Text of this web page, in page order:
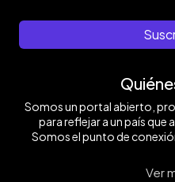
Somos un portal abierto,
para reflejar a un país que
Somos el punto de
Ver